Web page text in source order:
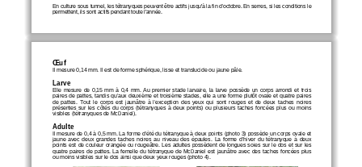
En culture sous tunnel, les tétranyques peuvent être actifs jusqu'à la fin d’octobre. En serres, si les conditions le
permettent, ils sont actifs pendant toute l'année.
Œuf
Il mesure 0,14 mm. Il est de forme sphérique, lisse et translucide ou jaune pâle.
Larve
Elle  mesure de 0,15  mm  à  0,4  mm.  Au  premier  stade  larvaire, la  larve
  possède  un  corps  arrondi  et  trois
paires de pattes, tandis qu’aux deuxième et troisième stades,
elle a une forme plutôt ovale et quatre paires
de  pattes .  Tout  le  corps  est  jaunâtre  à  l’exception  des  yeux  qui  sont  rouges  et  de  deux  taches  noires
présentes  sur  les  côtés  du  corps  (tétranyques  à  deux  points)
  ou  plusieurs  taches  foncées  plus  ou  moins
visibles (tétranyques de McDaniel).
Adulte
Il mesure de 0,4 à 0,5 mm. La forme d’été du tétranyque à deux points (photo 3) possède un corps ovale et
jaune  avec  deux  grandes  taches  noires  au  niveau  des  épaules .  La  forme  d’hiver du  tétranyque à  deux
points est de couleur orangée ou rougeâtre. Les adultes possèdent de longues soies sur le dos et sur les
quatre paires de pattes. La femelle du tétranyque de McDaniel est jaunâtre avec des taches foncées plus
ou moins visibles sur le dos ainsi que deux yeux rouges (photo 4).